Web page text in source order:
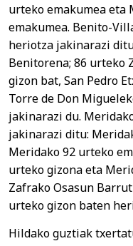
urteko emakumea eta
emakumea. Benito-
heriotza jakinarazi
Benitorena; 86 urteko
gizon bat, San Pedro
Torre de Don
jakinarazi du.
jakinarazi ditu:
Meridako 92 urteko
urteko gizona eta
Zafrako Osasun
urteko gizon baten
Hildako guztiak